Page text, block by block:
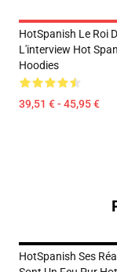
HotSpanish Le Roi
L'interview Hot
Hoodies
39,51 € - 45,95 €
HotSpanish Ses